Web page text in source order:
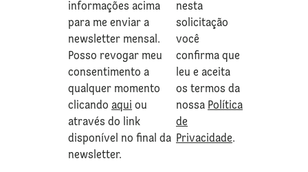
informações acima
para me enviar a
newsletter mensal.
Posso revogar meu
consentimento a
qualquer momento
clicando aqui ou
através do link
disponível no final da
newsletter.
nesta
solicitação
você
confirma que
leu e aceita
os termos da
nossa Política
de
Privacidade.